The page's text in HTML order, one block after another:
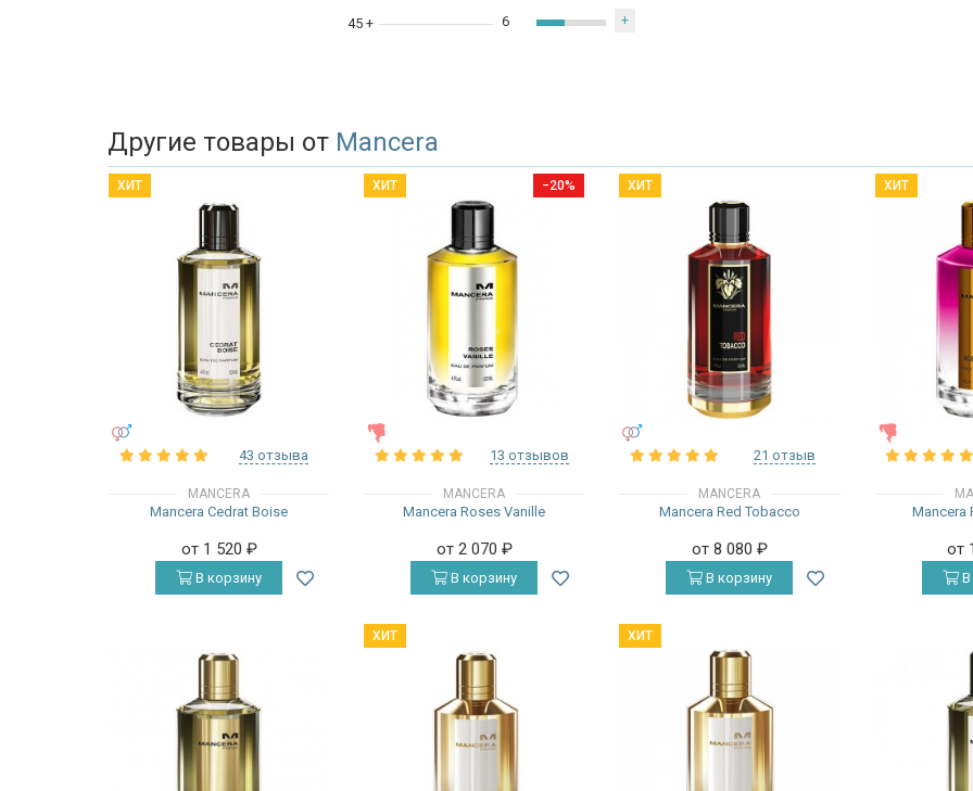
45 +
6 +
Другие товары от Mancera
ХИТ
43 отзыва
MANCERA
Mancera Cedrat Boise
от 1 520 ₽
В корзину
−20%
ХИТ
13 отзывов
MANCERA
Mancera Roses Vanille
от 2 070 ₽
В корзину
ХИТ
21 отзыв
MANCERA
Mancera Red Tobacco
от 8 080 ₽
В корзину
ХИТ
Mancera
от
В
ХИТ ХИТ